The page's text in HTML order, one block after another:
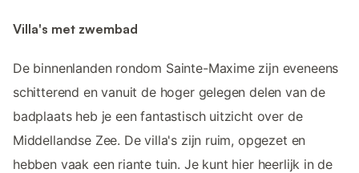
Villa's met zwembad
De binnenlanden rondom Sainte-Maxime zijn eveneens
schitterend en vanuit de hoger gelegen delen van de
badplaats heb je een fantastisch uitzicht over de
Middellandse Zee. De villa's zijn ruim, opgezet en
hebben vaak een riante tuin. Je kunt hier heerlijk in de